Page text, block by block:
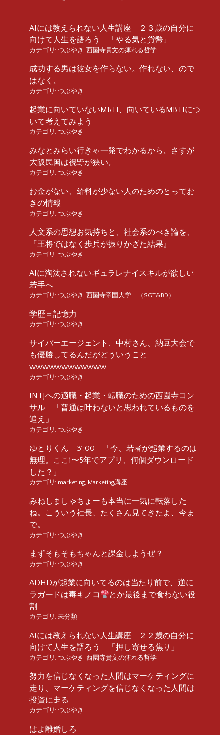
AIには教えられない人生講座 ２３歳の自分に
向けて人生を語ろう 「やる気と貨幣」
カテゴリ: つぶやき 西園寺貴文の痺れる哲学
成功する男は彼女を作らない。作れない、ので
はなく。
カテゴリ: つぶやき
起業に向いていないMBTI、向いているMBTIにつ
いて考えてみよう
カテゴリ: つぶやき
みなとみらい行きゃ一発でわかるから。さすが
大阪民国は視野が狭い。
カテゴリ: つぶやき
お金がない、給料が少ない人のためのとってお
きの情報
カテゴリ: つぶやき
人文系の思想お気持ちと、社会系のべき論を、
『王将ではなく歩兵が振りかざた結果』
カテゴリ: つぶやき
AIに淘汰されないギュラレナイスキルが欲しい
若手へ
カテゴリ: つぶやき 西園寺帝国大学 （SGT&BD）
学歴＝記憶力
カテゴリ: つぶやき
サイバーエージェント、中村さん、納豆大会で
も優勝してるんだがどういうこと
wwwwwwwwwwww
カテゴリ: つぶやき
INTJへの適職・起業・転職のための西園寺コン
サル 「普通は叶わないと思われているものを
追え」
カテゴリ: つぶやき
ゆとりくん 31:00 「今、若者が起業するのは
無理。ここ1〜5年でアプリ、何個ダウンロード
した？」
カテゴリ: marketing Marketing講座
みねしましゃちょーも本当に一気に転落した
ね。こういう社長、たくさん見てきたよ、今ま
で。
カテゴリ: つぶやき
まずそもそもちゃんと課金しようぜ？
カテゴリ: つぶやき
ADHDが起業に向いてるのは当たり前で、逆に
ラガードは毒キノコ
とか最後まで食わない役
割
カテゴリ: 未分類
AIには教えられない人生講座 ２２歳の自分に
向けて人生を語ろう 「押し寄せる焦り」
カテゴリ: つぶやき 西園寺貴文の痺れる哲学
努力を信じなくなった人間はマーケティングに
走り、マーケティングを信じなくなった人間は
投資に走る
カテゴリ: つぶやき
はよ離婚しろ